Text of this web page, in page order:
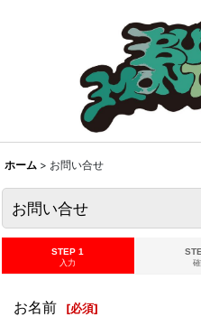
ホーム > お問い合せ
お問い合せ
STEP 1
入力
お名前 [必須]